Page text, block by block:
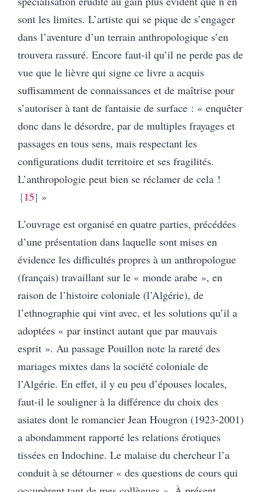
sont les limites. L’artiste qui se pique de s’engager
dans l’aventure d’un terrain anthropologique s’en
trouvera rassuré. Encore faut-il qu’il ne perde pas de
vue que le lièvre qui signe ce livre a acquis
suffisamment de connaissances et de maîtrise pour
s’autoriser à tant de fantaisie de surface : « enquêter
donc dans le désordre, par de multiples frayages et
passages en tous sens, mais respectant les
configurations dudit territoire et ses fragilités.
L’anthropologie peut bien se réclamer de cela !
15 »
L’ouvrage est organisé en quatre parties, précédées
d’une présentation dans laquelle sont mises en
évidence les difficultés propres à un anthropologue
(français) travaillant sur le « monde arabe », en
raison de l’histoire coloniale (l’Algérie), de
l’ethnographie qui vint avec, et les solutions qu’il a
adoptées « par instinct autant que par mauvais
esprit ». Au passage Pouillon note la rareté des
mariages mixtes dans la société coloniale de
l’Algérie. En effet, il y eu peu d’épouses locales,
faut-il le souligner à la différence du choix des
asiates dont le romancier Jean Hougron (1923-2001)
a abondamment rapporté les relations érotiques
tissées en Indochine. Le malaise du chercheur l’a
conduit à se détourner « des questions de cours qui